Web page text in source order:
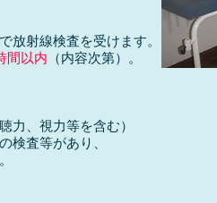
放射線検査を受けます。
間以内 （内容次第）。
力、視力等を含む）
検査等があり、